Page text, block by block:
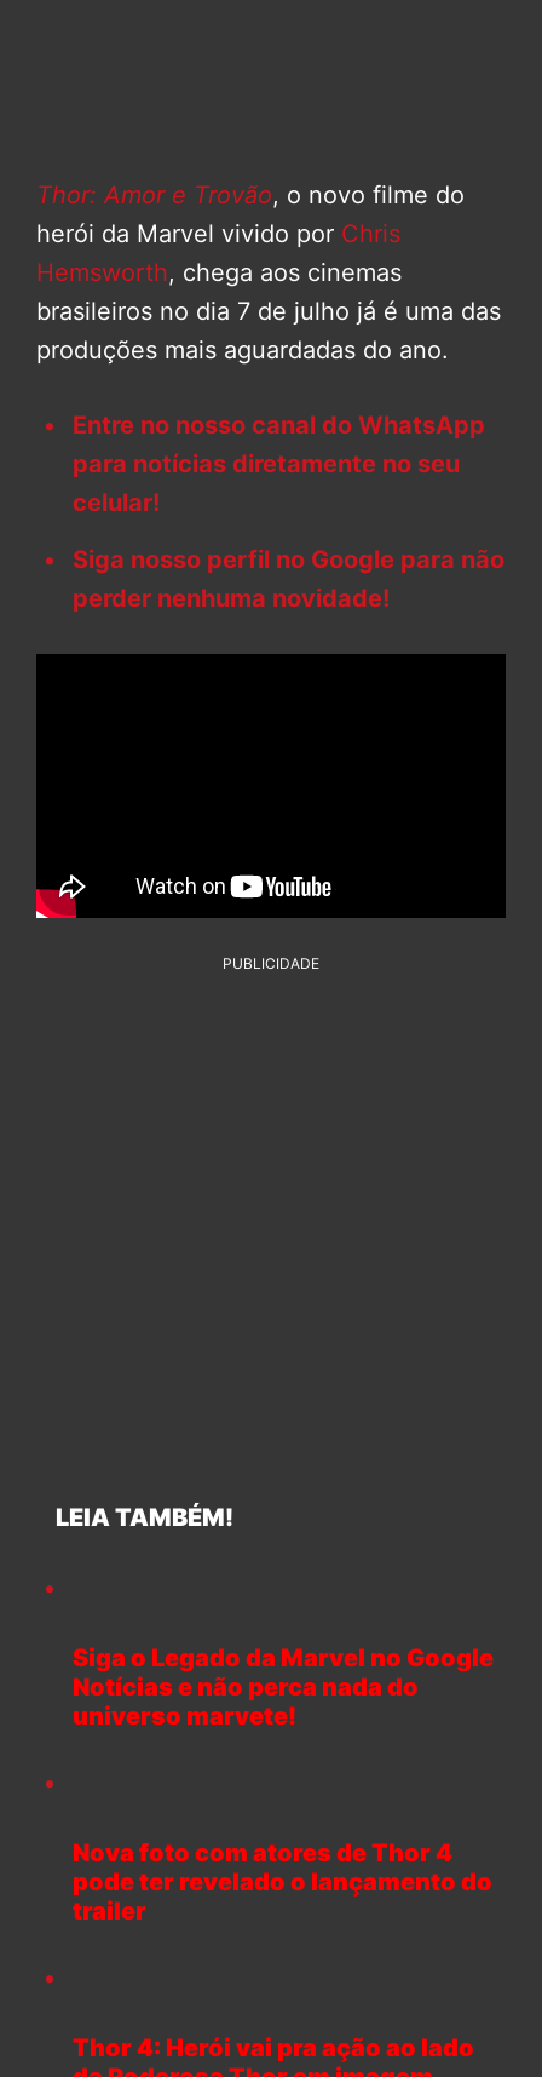
Thor: Amor e Trovão, o novo filme do
herói da Marvel vivido por Chris
Hemsworth, chega aos cinemas
brasileiros no dia 7 de julho já é uma das
produções mais aguardadas do ano.
Entre no nosso canal do WhatsApp
para notícias diretamente no seu
celular!
Siga nosso perfil no Google para não
perder nenhuma novidade!
PUBLICIDADE
LEIA TAMBÉM!
Siga o Legado da Marvel no Google
Notícias e não perca nada do
universo marvete!
Nova foto com atores de Thor 4
pode ter revelado o lançamento do
trailer
Thor 4: Herói vai pra ação ao lado